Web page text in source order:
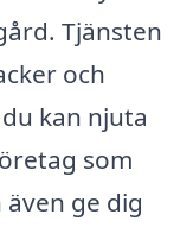
Tjänsten
och
kan njuta
som
ge dig